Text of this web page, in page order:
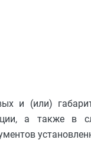
и (или)
а также в